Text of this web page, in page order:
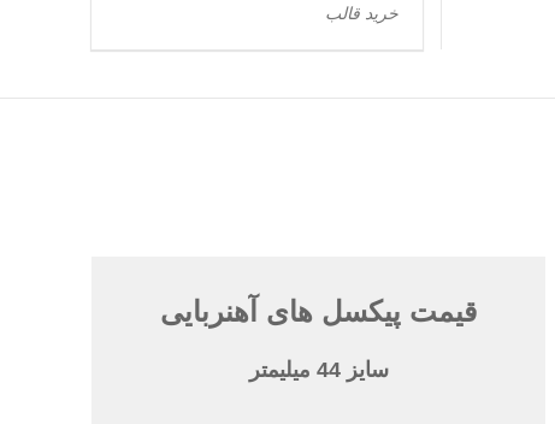
خرید قالب
قیمت پیکسل های آهنربایی
سایز 44 میلیمتر